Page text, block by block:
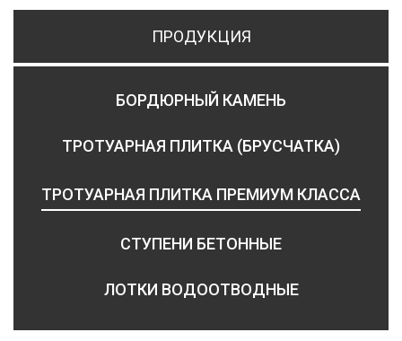
ПРОДУКЦИЯ
БОРДЮРНЫЙ КАМЕНЬ
ТРОТУАРНАЯ ПЛИТКА (БРУСЧАТКА)
ТРОТУАРНАЯ ПЛИТКА ПРЕМИУМ КЛАССА
СТУПЕНИ БЕТОННЫЕ
ЛОТКИ ВОДООТВОДНЫЕ